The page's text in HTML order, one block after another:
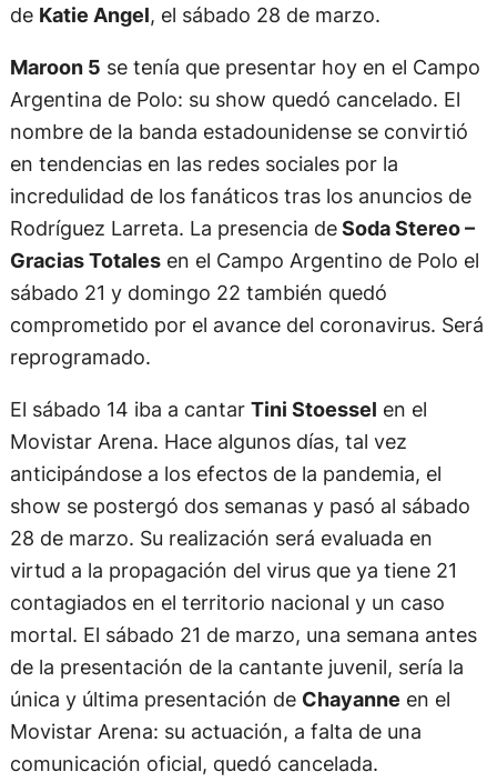
de Katie Angel, el sábado 28 de marzo.
Maroon 5 se tenía que presentar hoy en el Campo
Argentina de Polo: su show quedó cancelado. El
nombre de la banda estadounidense se convirtió
en tendencias en las redes sociales por la
incredulidad de los fanáticos tras los anuncios de
Rodríguez Larreta. La presencia deSoda Stereo –
Gracias Totalesen el Campo Argentino de Polo el
sábado 21 y domingo 22 también quedó
comprometido por el avance del coronavirus. Será
reprogramado.
El sábado 14 iba a cantar Tini Stoessel en el
Movistar Arena. Hace algunos días, tal vez
anticipándose a los efectos de la pandemia, el
show se postergó dos semanas y pasó al sábado
28 de marzo. Su realización será evaluada en
virtud a la propagación del virus que ya tiene 21
contagiados en el territorio nacional y un caso
mortal. El sábado 21 de marzo, una semana antes
de la presentación de la cantante juvenil, sería la
única y última presentación de Chayanne en el
Movistar Arena: su actuación, a falta de una
comunicación oficial, quedó cancelada.